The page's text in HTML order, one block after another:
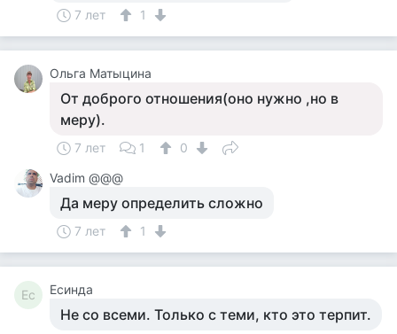
7 лет 1
Ольга Матыцина
От доброго отношения(оно нужно ,но в
меру).
7 лет 1
0
Vadim @@@
Да меру определить сложно
7 лет 1
Ес Есинда
Не со всеми. Только с теми, кто это терпит.